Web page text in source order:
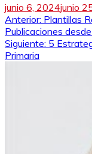
junio 6, 2024junio
de
entradas
Anterior: Plantillas
Publicaciones
Siguiente: 5
Primaria